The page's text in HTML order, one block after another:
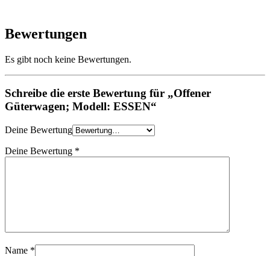
Bewertungen
Es gibt noch keine Bewertungen.
Schreibe die erste Bewertung für „Offener
Güterwagen; Modell: ESSEN“
Deine Bewertung
Deine Bewertung *
Name *